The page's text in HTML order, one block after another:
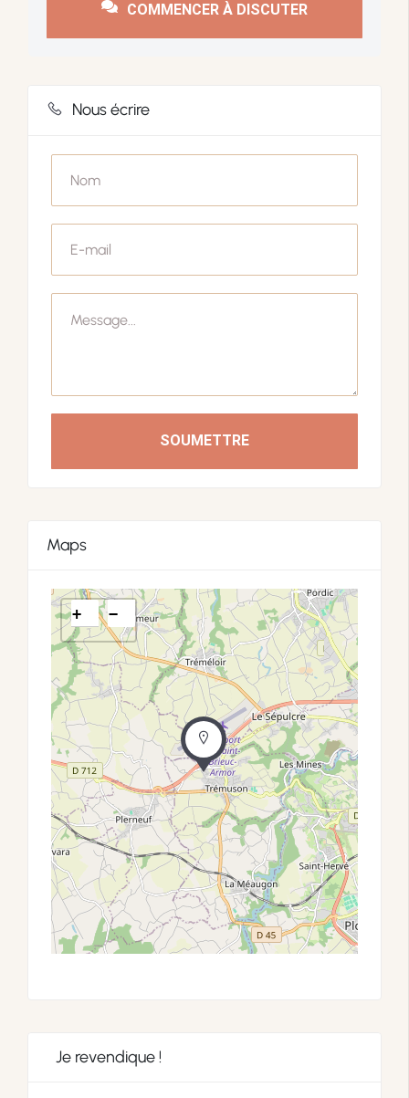
COMMENCER À DISCUTER
Nous écrire
SOUMETTRE
Maps
+ −
Je revendique !